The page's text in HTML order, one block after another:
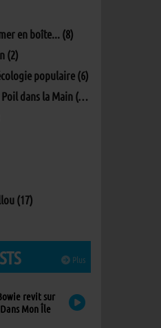
en boîte... (8)
(2)
populaire (6)
dans la Main (167)
(17)
Plus
revit sur
Mon Île